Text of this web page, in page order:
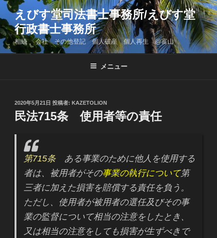
コ
ン
テ
ン
ツ
えびす堂司法書士事務所/えびす堂
行政書士事務所
相続 会社 その他登記 個人破産 個人再生 @富山
メニュー
投
稿
日:
2020年5月21日 投稿者: KAZETOLION
民法715条 使用者等の責任
第715条ある事業のために他人を使用する
者は、被用者がその事業の執行について第
三者に加えた損害を賠償する責任を負う。
ただし、使用者が被用者の選任及びその事
業の監督について相当の注意をしたとき、
又は相当の注意をしても損害が生ずべきで